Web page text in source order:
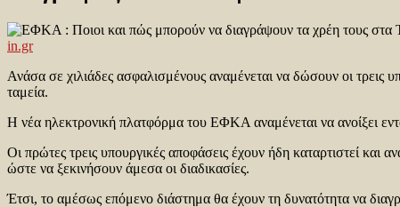
in.gr
Ανάσα σε χιλιάδες ασφαλισμένους αναμένεται να δώσουν οι
ταμεία.
Η νέα ηλεκτρονική πλατφόρμα του ΕΦΚΑ αναμένεται να ανοίξει
Οι πρώτες τρεις υπουργικές αποφάσεις έχουν ήδη καταρτιστεί
ώστε να ξεκινήσουν άμεσα οι διαδικασίες.
Έτσι, το αμέσως επόμενο διάστημα θα έχουν τη δυνατότητα να